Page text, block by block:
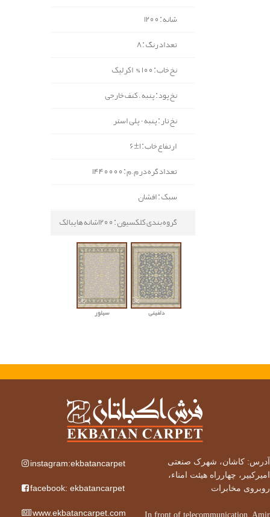
شانه : 1200
تعداد رنگ : 8
نخ خاب : 100% اکرلیک
نخ پود : پنبه ، کنف خارجی
نخ تار : پنبه - پلی استر
ارتفاع خاب : 1±6
تعداد گره در م.م : 1440000
سبک : افشان
گروه بندی کلکسیون : 1200شانه هایبالک
دلفینی سیلور
آدرس: کاشان، شهرک صنعتی
امیرکبیر، چهارراه هیئت امناء،
روبروی مخابرات
In front of telecommunication, Amir
instagram:ekbatancarpet
facebook: ekbatancarpet
www.ekbatancarpet.com